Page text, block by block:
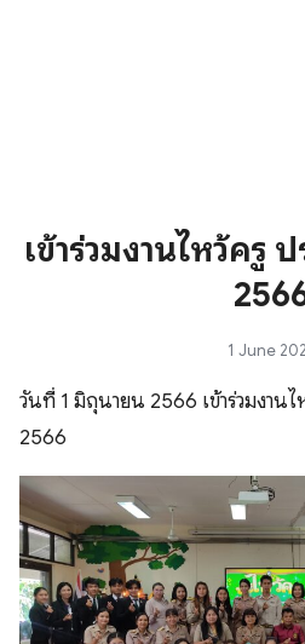
เข้าร่วมงานไหว้ครู
1 June
วันที่ 1 มิถุนายน 2566 เข้าร่วมงานไ
2566